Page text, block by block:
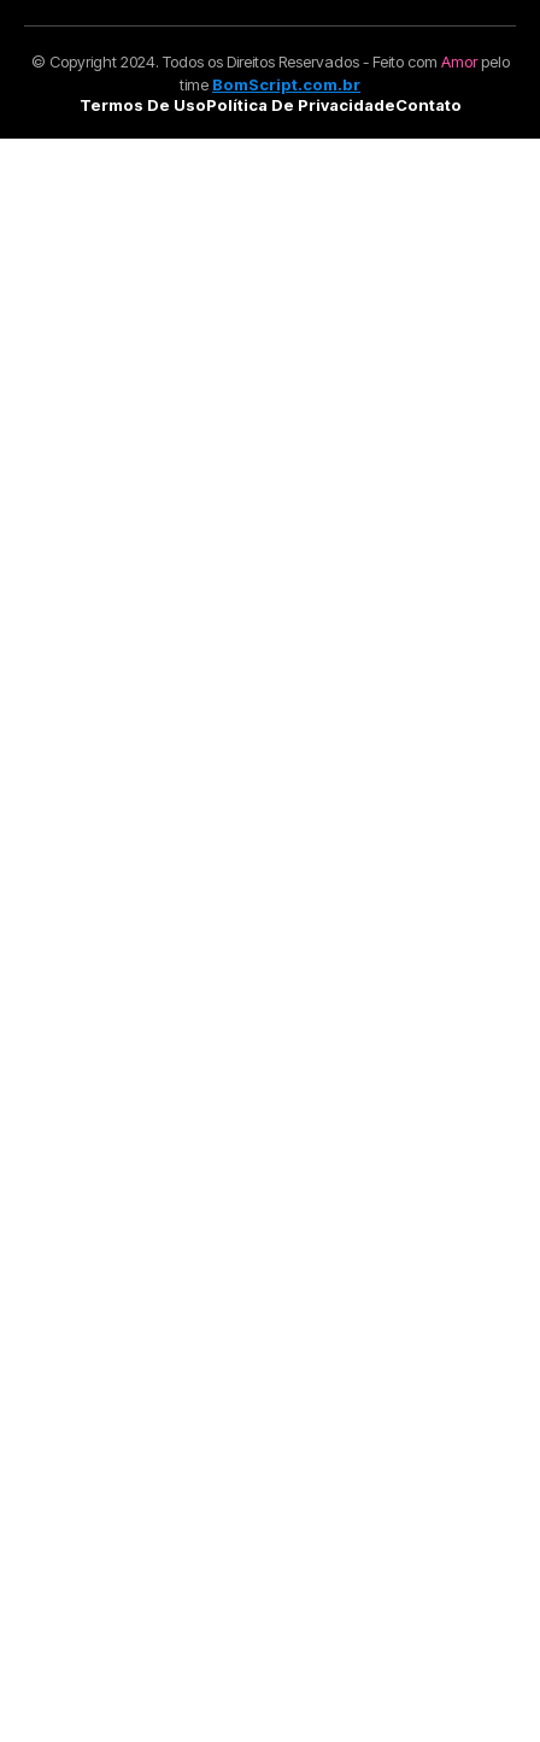
© Copyright 2024. Todos os Direitos Reservados - Feito com Amorpelo
time BomScript.com.br
Termos De UsoPolítica De PrivacidadeContato